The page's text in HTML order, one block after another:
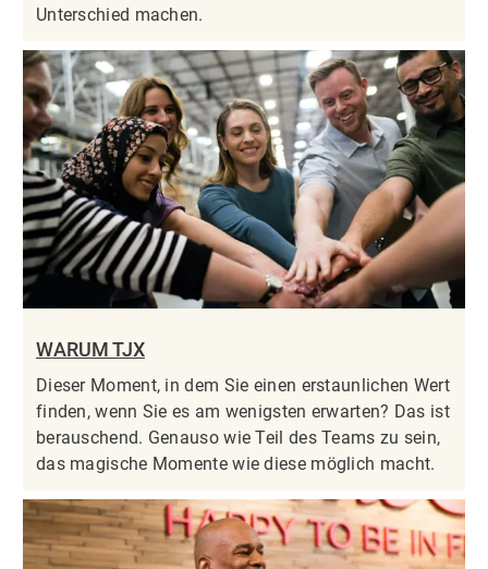
Unterschied machen.
WARUM TJX
Dieser Moment, in dem Sie einen erstaunlichen Wert
finden, wenn Sie es am wenigsten erwarten? Das ist
berauschend. Genauso wie Teil des Teams zu sein,
das magische Momente wie diese möglich macht.